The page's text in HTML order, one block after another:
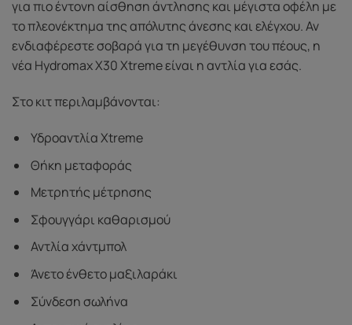
για πιο έντονη αίσθηση άντλησης και μέγιστα οφέλη με
το πλεονέκτημα της απόλυτης άνεσης και ελέγχου. Αν
ενδιαφέρεστε σοβαρά για τη μεγέθυνση του πέους, η
νέα Hydromax X30 Xtreme είναι η αντλία για εσάς.
Στο κιτ περιλαμβάνονται:
Υδροαντλία Xtreme
Θήκη μεταφοράς
Μετρητής μέτρησης
Σφουγγάρι καθαρισμού
Αντλία χάντμπολ
Άνετο ένθετο μαξιλαράκι
Σύνδεση σωλήνα